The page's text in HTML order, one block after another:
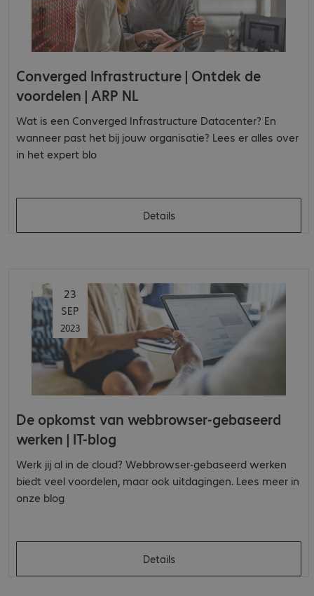
Converged Infrastructure | Ontdek de
voordelen | ARP NL
Wat is een Converged Infrastructure Datacenter? En
wanneer past het bij jouw organisatie? Lees er alles over
in het expert blo
Details
23
SEP
2023
De opkomst van webbrowser-gebaseerd
werken | IT-blog
Werk jij al in de cloud? Webbrowser-gebaseerd werken
biedt veel voordelen, maar ook uitdagingen. Lees meer in
onze blog
Details